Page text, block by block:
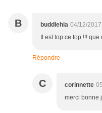
B buddlehia 04/12/
Il est top ce top !!!
Répondre
C corinnette
merci bonne